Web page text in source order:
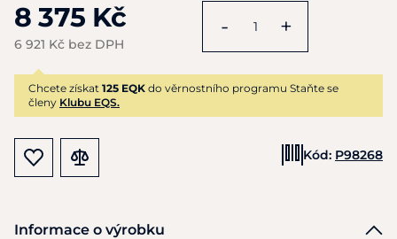
8 375 Kč
6 921 Kč bez DPH
- +
Chcete získat 125 EQK do věrnostního programu Staňte se
členy Klubu EQS.
Kód: P98268
Informace o výrobku